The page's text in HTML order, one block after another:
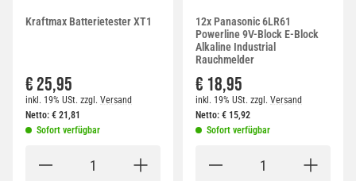
Kraftmax Batterietester XT1
€ 25,95
inkl. 19% USt. zzgl. Versand
Netto: € 21,81
Sofort verfügbar
12x Panasonic 6LR61
Powerline 9V-Block E-Block
Alkaline Industrial
Rauchmelder
€ 18,95
inkl. 19% USt. zzgl. Versand
Netto: € 15,92
Sofort verfügbar